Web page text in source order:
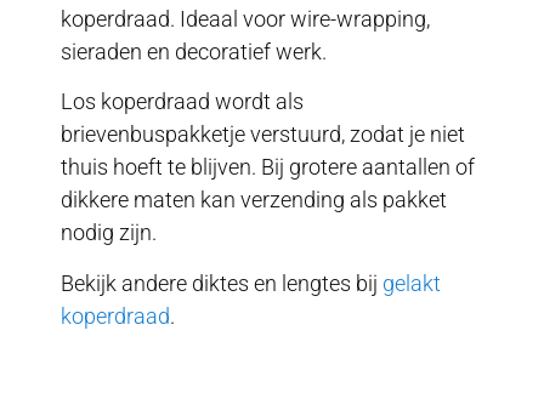
koperdraad. Ideaal voor wire-wrapping,
sieraden en decoratief werk.
Los koperdraad wordt als
brievenbuspakketje verstuurd, zodat je niet
thuis hoeft te blijven. Bij grotere aantallen of
dikkere maten kan verzending als pakket
nodig zijn.
Bekijk andere diktes en lengtes bij gelakt
koperdraad.